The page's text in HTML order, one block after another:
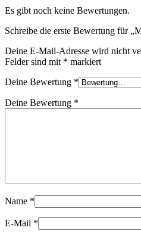
Es gibt noch keine Bewertungen.
Schreibe die erste Bewertung für
Deine E-Mail-Adresse wird nicht
Felder sind mit * markiert
Deine Bewertung *
Deine Bewertung *
Name *
E-Mail *